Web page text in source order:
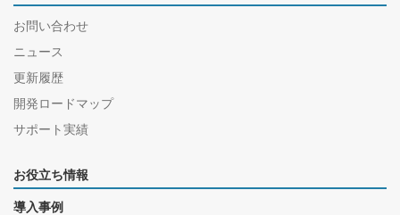
お問い合わせ
ニュース
更新履歴
開発ロードマップ
サポート実績
お役立ち情報
導入事例